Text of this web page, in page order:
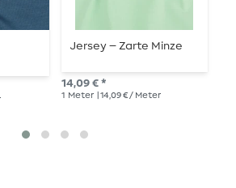
Jersey – Zarte Minze
14,09 € *
1 Meter | 14,09 € / Meter